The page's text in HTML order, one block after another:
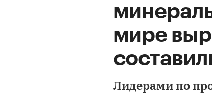
мире
Лидерами по